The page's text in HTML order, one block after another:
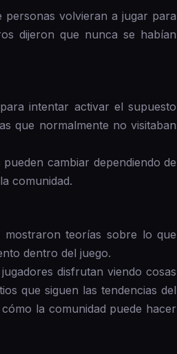
personas volvieran a jugar para
dijeron que nunca se habían
intentar activar el supuesto
que normalmente no visitaban
cambiar dependiendo de
comunidad.
mostraron teorías sobre lo que
dentro del juego.
disfrutan viendo cosas
que siguen las tendencias del
la comunidad puede hacer